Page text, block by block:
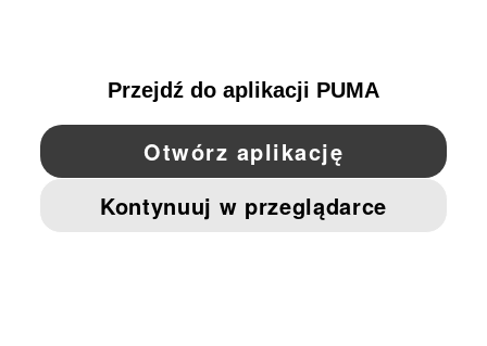
YouTube Twitter Pinterest Instagram
NADRUK FIRMOWY I DANE PRAWNE